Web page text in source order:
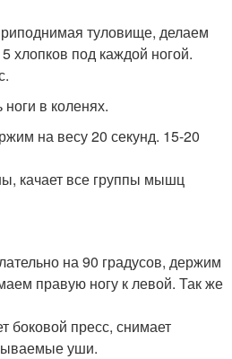
туловище, делаем
хлопков под каждой ногой.
ноги в коленях.
на весу 20 секунд. 15-20
качает все группы мышц
на 90 градусов, держим
правую ногу к левой. Так же
боковой пресс, снимает
уши.